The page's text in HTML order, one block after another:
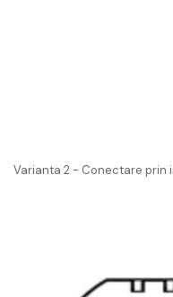
Varianta 2 - Conectare prin